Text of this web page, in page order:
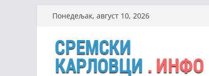
content
Понедељак, август 10, 2026